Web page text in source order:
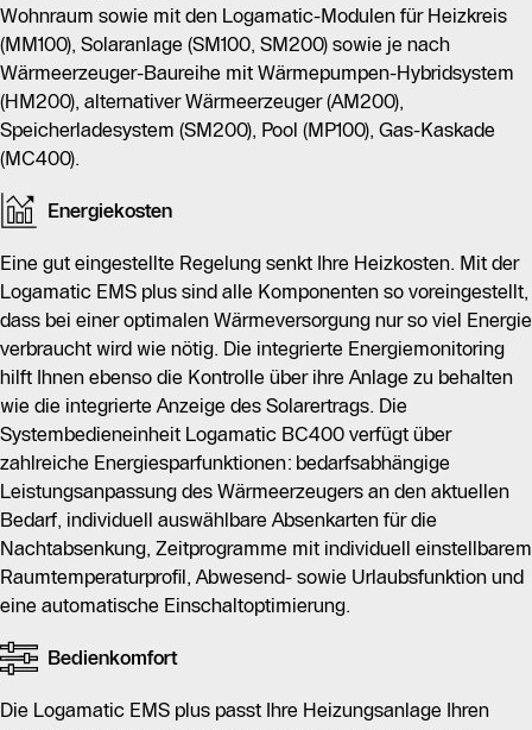
Wohnraum sowie mit den Logamatic-Modulen für Heizkreis
(MM100), Solaranlage (SM100, SM200) sowie je nach
Wärmeerzeuger-Baureihe mit Wärmepumpen-Hybridsystem
(HM200), alternativer Wärmeerzeuger (AM200),
Speicherladesystem (SM200), Pool (MP100), Gas-Kaskade
(MC400).
Energiekosten
Eine gut eingestellte Regelung senkt Ihre Heizkosten. Mit der
Logamatic EMS plus sind alle Komponenten so voreingestellt,
dass bei einer optimalen Wärmeversorgung nur so viel Energie
verbraucht wird wie nötig. Die integrierte Energiemonitoring
hilft Ihnen ebenso die Kontrolle über ihre Anlage zu behalten
wie die integrierte Anzeige des Solarertrags. Die
Systembedieneinheit Logamatic BC400 verfügt über
zahlreiche Energiesparfunktionen: bedarfsabhängige
Leistungsanpassung des Wärmeerzeugers an den aktuellen
Bedarf, individuell auswählbare Absenkarten für die
Nachtabsenkung, Zeitprogramme mit individuell einstellbarem
Raumtemperaturprofil, Abwesend- sowie Urlaubsfunktion und
eine automatische Einschaltoptimierung.
Bedienkomfort
Die Logamatic EMS plus passt Ihre Heizungsanlage Ihren